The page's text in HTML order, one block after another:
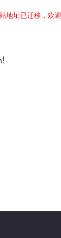
地址已迁移，欢